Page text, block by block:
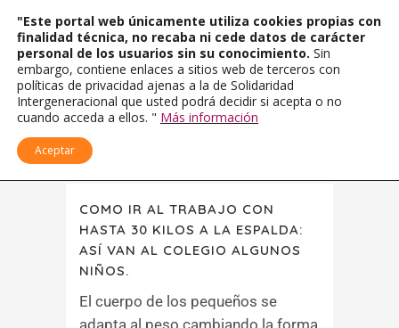
COMO IR AL TRABAJO CON
HASTA 30 KILOS A LA ESPALDA:
ASÍ VAN AL COLEGIO ALGUNOS
NIÑOS.
El cuerpo de los pequeños se
adapta al peso cambiando la forma
"Este portal web únicamente utiliza cookies propias con
finalidad técnica, no recaba ni cede datos de carácter
personal de los usuarios sin su conocimiento. Sin
embargo, contiene enlaces a sitios web de terceros con
políticas de privacidad ajenas a la de Solidaridad
Intergeneracional que usted podrá decidir si acepta o no
cuando acceda a ellos. " Más información
Aceptar